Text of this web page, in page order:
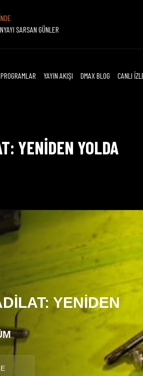
SARSAN GÜNLER
PROGRAMLAR YAYIN AKIŞI DMAX BLOG CANLI
YENİDEN YOLDA
YENİDEN